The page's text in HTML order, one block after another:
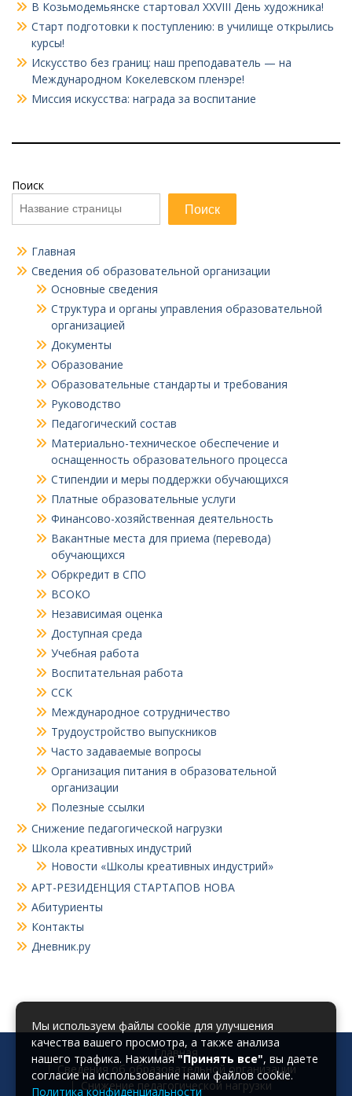
В Козьмодемьянске стартовал XXVIII День художника!
Старт подготовки к поступлению: в училище открылись
курсы!
Искусство без границ: наш преподаватель — на
Международном Кокелевском пленэре!
Миссия искусства: награда за воспитание
Поиск
Поиск
Главная
Сведения об образовательной организации
Основные сведения
Структура и органы управления образовательной
организацией
Документы
Образование
Образовательные стандарты и требования
Руководство
Педагогический состав
Материально-техническое обеспечение и
оснащенность образовательного процесса
Стипендии и меры поддержки обучающихся
Платные образовательные услуги
Финансово-хозяйственная деятельность
Вакантные места для приема (перевода)
обучающихся
Обркредит в СПО
ВСОКО
Независимая оценка
Доступная среда
Учебная работа
Воспитательная работа
ССК
Международное сотрудничество
Трудоустройство выпускников
Часто задаваемые вопросы
Организация питания в образовательной
организации
Полезные ссылки
Снижение педагогической нагрузки
Школа креативных индустрий
Новости «Школы креативных индустрий»
АРТ-РЕЗИДЕНЦИЯ СТАРТАПОВ НОВА
Абитуриенты
Контакты
Дневник.ру
Главная
Сведения об образовательной организации
Снижение педагогической нагрузки
Мы используем файлы cookie для улучшения
качества вашего просмотра, а также анализа
нашего трафика. Нажимая"Принять все", вы даете
согласие на использование нами файлов cookie.
Политика конфиденциальности